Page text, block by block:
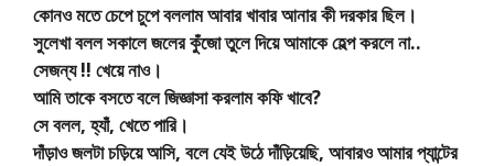
কোনও মতে চেপে চুপে বললাম আবার খাবার আনার কী দরকার ছিল।
সুলেখা বলল সকালে জলের কুঁজো তুলে দিয়ে আমাকে হেল্প করলে না..
সেজন্য !! খেয়ে নাও।
আমি তাকে বসতে বলে জিজ্ঞাসা করলাম কফি খাবে?
সে বলল, হ্যাঁ, খেতে পারি।
দাঁড়াও জলটা চড়িয়ে আসি, বলে যেই উঠে দাঁড়িয়েছি, আবারও আমার প্যান্টের